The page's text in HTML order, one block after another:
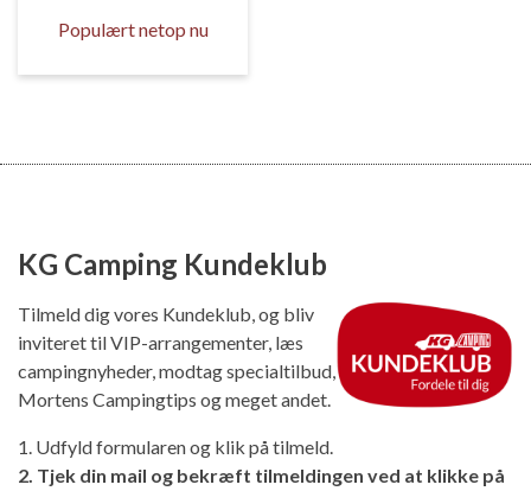
Populært netop nu
KG Camping Kundeklub
Tilmeld dig vores Kundeklub, og bliv
inviteret til VIP-arrangementer, læs
campingnyheder, modtag specialtilbud,
Mortens Campingtips og meget andet.
1. Udfyld formularen og klik på tilmeld.
2. Tjek din mail og bekræft tilmeldingen ved at klikke på